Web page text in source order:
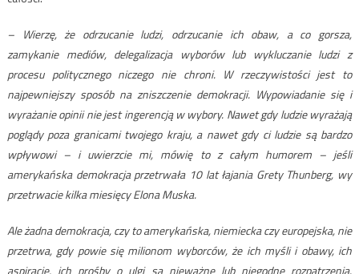
– Wierzę, że odrzucanie ludzi, odrzucanie ich obaw, a co gorsza,
zamykanie mediów, delegalizacja wyborów lub wykluczanie ludzi z
procesu politycznego niczego nie chroni. W rzeczywistości jest to
najpewniejszy sposób na zniszczenie demokracji. Wypowiadanie się i
wyrażanie opinii nie jest ingerencją w wybory. Nawet gdy ludzie wyrażają
poglądy poza granicami twojego kraju, a nawet gdy ci ludzie są bardzo
wpływowi – i uwierzcie mi, mówię to z całym humorem – jeśli
amerykańska demokracja przetrwała 10 lat łajania Grety Thunberg, wy
przetrwacie kilka miesięcy Elona Muska.
Ale żadna demokracja, czy to amerykańska, niemiecka czy europejska, nie
przetrwa, gdy powie się milionom wyborców, że ich myśli i obawy, ich
aspiracje, ich prośby o ulgi są nieważne lub niegodne rozpatrzenia.